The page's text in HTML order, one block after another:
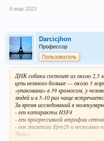
6 мар 2023
Darcicjhon
Профессор
Пользователь
ДНК собаки состоит из около 2,5
цепь немного больше — около 3
«упакована» в 39 хромосом, у
людей и в 5-10 раз чаще
За время исследований в
- ген катаракты HSF4
- ген прогрессивной атрофии
- ген эпилепсии Epm2b и несколько
Лохи):